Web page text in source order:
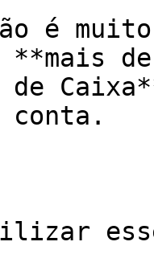
é
**mais
conta.